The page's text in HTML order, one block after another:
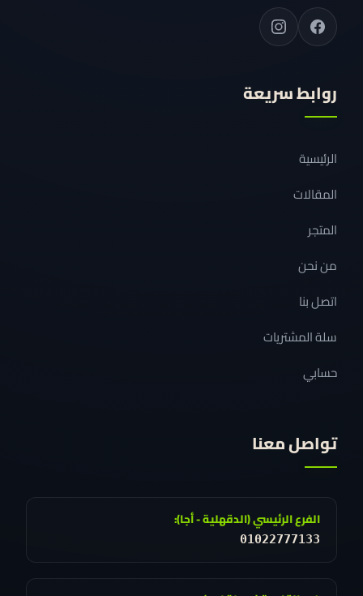
روابط سريعة
الرئيسية
المقالات
المتجر
من نحن
اتصل بنا
سلة المشتريات
حسابي
تواصل معنا
الفرع الرئيسي (الدقهلية - أجا):
01022777133